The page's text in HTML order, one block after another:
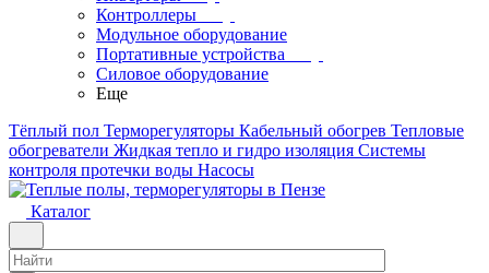
Контроллеры
Модульное оборудование
Портативные устройства
Силовое оборудование
Еще
Тёплый пол Терморегуляторы Кабельный обогрев Тепловые
обогреватели Жидкая тепло и гидро изоляция Системы
контроля протечки воды Насосы
Каталог